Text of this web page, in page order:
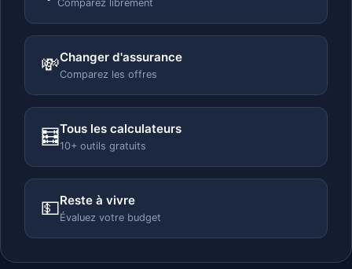
Comparez librement
💸Changer d'assurance
Comparez les offres
🧮Tous les calculateurs
10+ outils gratuits
💵Reste à vivre
Évaluez votre budget